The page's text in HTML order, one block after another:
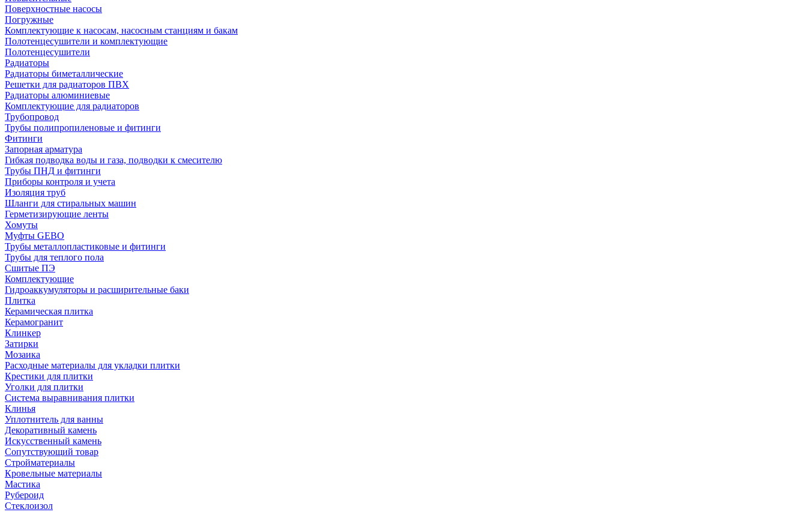
Поверхностные насосы
Погружные
Комплектующие к насосам, насосным станциям и бакам
Полотенцесушители и комплектующие
Полотенцесушители
Радиаторы
Радиаторы биметаллические
Решетки для радиаторов ПВХ
Радиаторы алюминиевые
Комплектующие для радиаторов
Трубопровод
Трубы полипропиленовые и фитинги
Фитинги
Запорная арматура
Гибкая подводка воды и газа, подводки к смесителю
Трубы ПНД и фитинги
Приборы контроля и учета
Изоляция труб
Шланги для стиральных машин
Герметизирующие ленты
Хомуты
Муфты GEBO
Трубы металлопластиковые и фитинги
Трубы для теплого пола
Сшитые ПЭ
Комплектующие
Гидроаккумуляторы и расширительные баки
Плитка
Керамическая плитка
Керамогранит
Клинкер
Затирки
Мозаика
Расходные материалы для укладки плитки
Крестики для плитки
Уголки для плитки
Система выравнивания плитки
Клинья
Уплотнитель для ванны
Декоративный камень
Искусственный камень
Сопутствующий товар
Стройматериалы
Кровельные материалы
Мастика
Рубероид
Стеклоизол